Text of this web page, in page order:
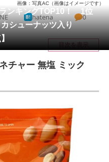
ンキングTOP10！ 1位
シューナッツ入り
画像：写真AC（画像はイメージです）
hatena 0
目次を表示
チャー 無塩 ミック